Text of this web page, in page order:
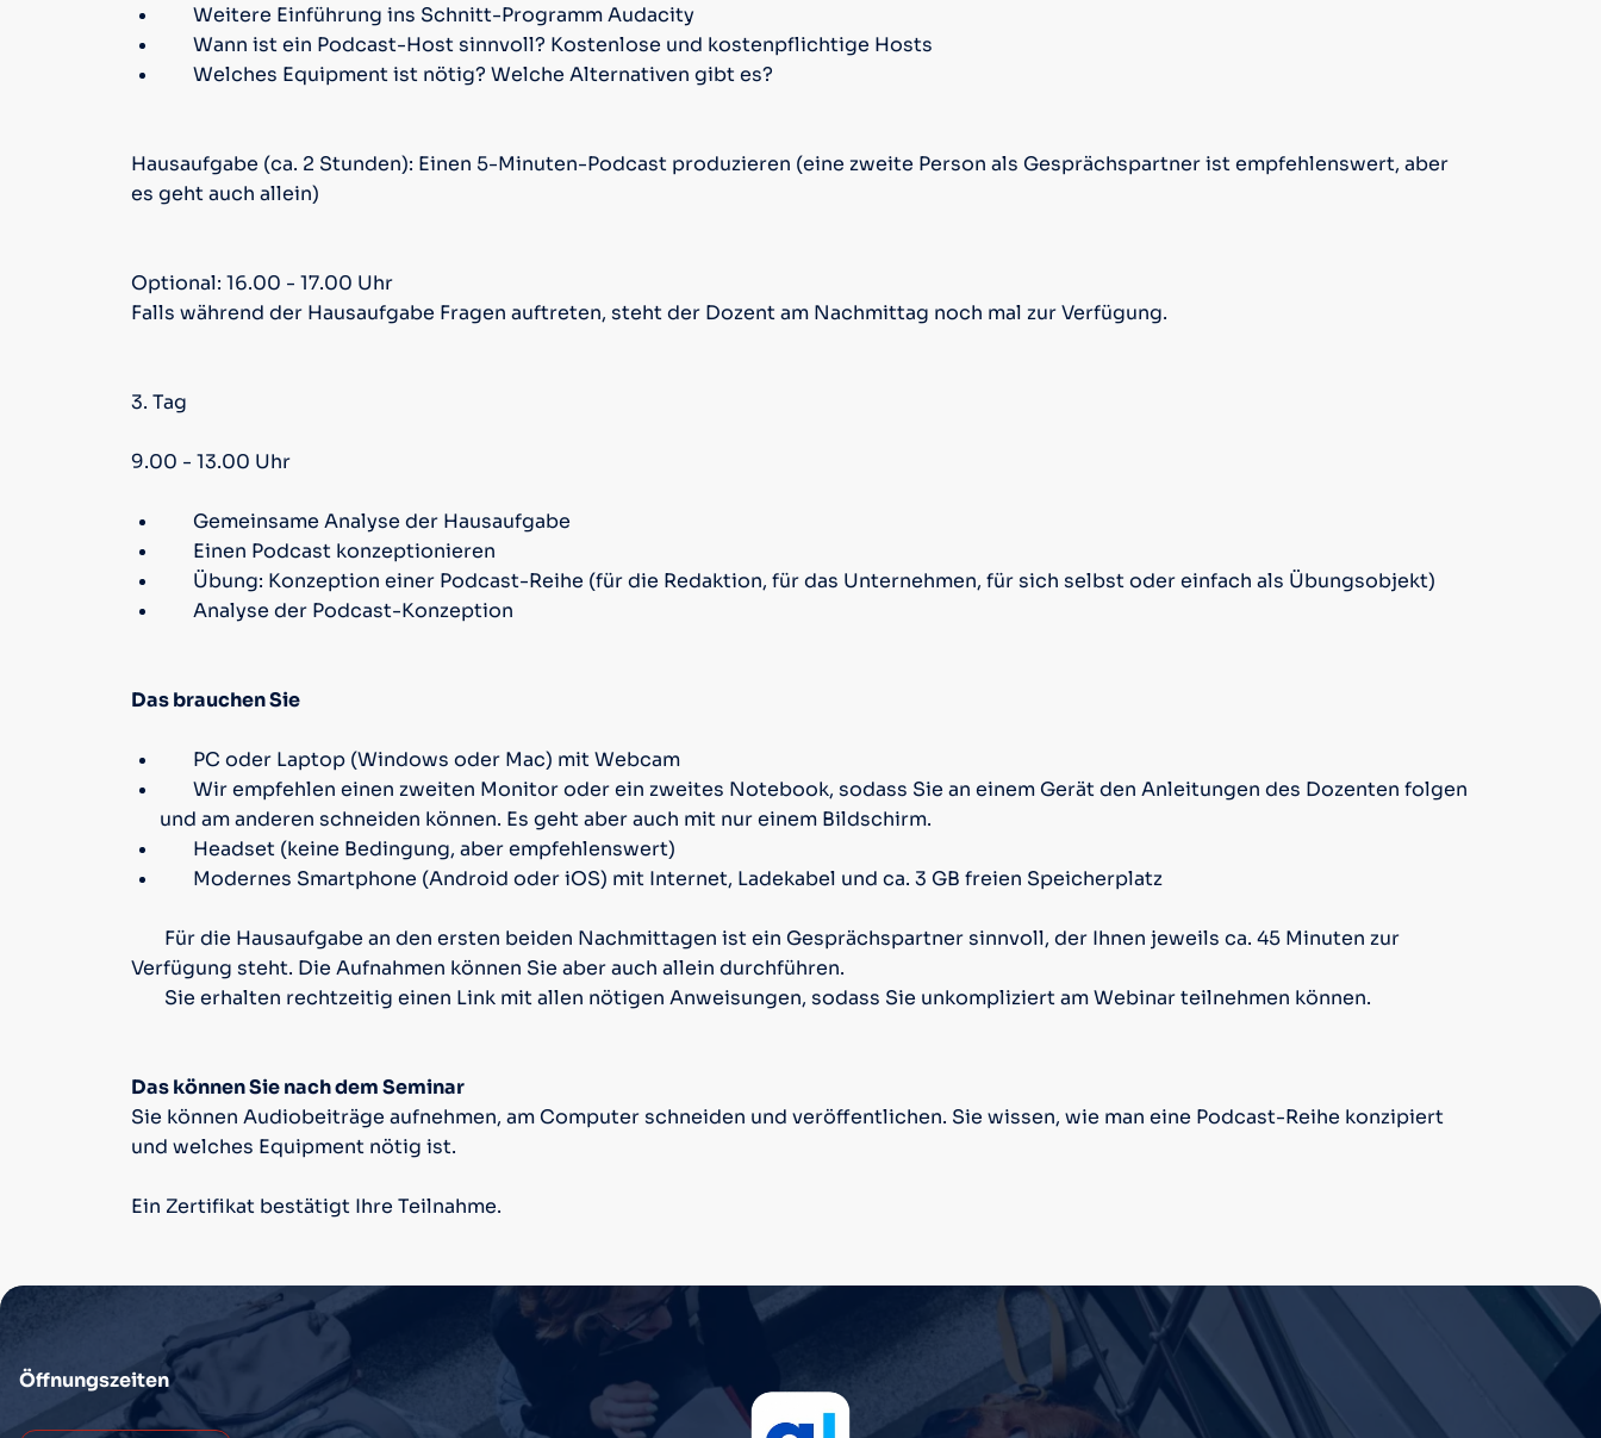
Weitere Einführung ins Schnitt-Programm Audacity
Wann ist ein Podcast-Host sinnvoll? Kostenlose und kostenpflichtige Hosts
Welches Equipment ist nötig? Welche Alternativen gibt es?
Hausaufgabe (ca. 2 Stunden): Einen 5-Minuten-Podcast produzieren (eine zweite Person als Gesprächspartner ist empfehlenswert, aber
es geht auch allein)
Optional: 16.00 - 17.00 Uhr
Falls während der Hausaufgabe Fragen auftreten, steht der Dozent am Nachmittag noch mal zur Verfügung.
3. Tag
9.00 - 13.00 Uhr
Gemeinsame Analyse der Hausaufgabe
Einen Podcast konzeptionieren
Übung: Konzeption einer Podcast-Reihe (für die Redaktion, für das Unternehmen, für sich selbst oder einfach als Übungsobjekt)
Analyse der Podcast-Konzeption
Das brauchen Sie
PC oder Laptop (Windows oder Mac) mit Webcam
Wir empfehlen einen zweiten Monitor oder ein zweites Notebook, sodass Sie an einem Gerät den Anleitungen des Dozenten folgen
und am anderen schneiden können. Es geht aber auch mit nur einem Bildschirm.
Headset (keine Bedingung, aber empfehlenswert)
Modernes Smartphone (Android oder iOS) mit Internet, Ladekabel und ca. 3 GB freien Speicherplatz
Für die Hausaufgabe an den ersten beiden Nachmittagen ist ein Gesprächspartner sinnvoll, der Ihnen jeweils ca. 45 Minuten zur
Verfügung steht. Die Aufnahmen können Sie aber auch allein durchführen.
Sie erhalten rechtzeitig einen Link mit allen nötigen Anweisungen, sodass Sie unkompliziert am Webinar teilnehmen können.
Das können Sie nach dem Seminar
Sie können Audiobeiträge aufnehmen, am Computer schneiden und veröffentlichen. Sie wissen, wie man eine Podcast-Reihe konzipiert
und welches Equipment nötig ist.
Ein Zertifikat bestätigt Ihre Teilnahme.
Öffnungszeiten